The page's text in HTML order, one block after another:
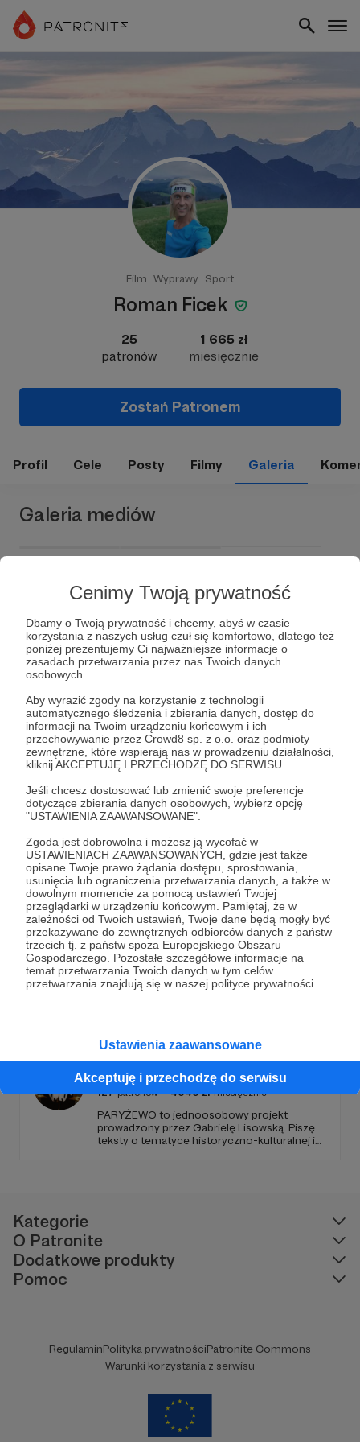
Cenimy Twoją prywatność
Dbamy o Twoją prywatność i chcemy, abyś w czasie
korzystania z naszych usług czuł się komfortowo, dlatego też
poniżej prezentujemy Ci najważniejsze informacje o
zasadach przetwarzania przez nas Twoich danych
osobowych.
Aby wyrazić zgody na korzystanie z technologii
automatycznego śledzenia i zbierania danych, dostęp do
informacji na Twoim urządzeniu końcowym i ich
przechowywanie przez Crowd8 sp. z o.o. oraz podmioty
zewnętrzne, które wspierają nas w prowadzeniu działalności,
kliknij AKCEPTUJĘ I PRZECHODZĘ DO SERWISU.
Jeśli chcesz dostosować lub zmienić swoje preferencje
dotyczące zbierania danych osobowych, wybierz opcję
"USTAWIENIA ZAAWANSOWANE".
Zgoda jest dobrowolna i możesz ją wycofać w
USTAWIENIACH ZAAWANSOWANYCH, gdzie jest także
opisane Twoje prawo żądania dostępu, sprostowania,
usunięcia lub ograniczenia przetwarzania danych, a także w
dowolnym momencie za pomocą ustawień Twojej
przeglądarki w urządzeniu końcowym. Pamiętaj, że w
zależności od Twoich ustawień, Twoje dane będą mogły być
przekazywane do zewnętrznych odbiorców danych z państw
trzecich tj. z państw spoza Europejskiego Obszaru
Gospodarczego. Pozostałe szczegółowe informacje na
temat przetwarzania Twoich danych w tym celów
przetwarzania znajdują się w naszej polityce prywatności.
Ustawienia zaawansowane
Akceptuję i przechodzę do serwisu
Film Wyprawy Sport
Roman Ficek
25
patronów
1 665 zł
miesięcznie
Zostań Patronem
Profil Cele Posty Filmy Galeria
Galeria mediów
Dołącz do grona Patronów!
Wesprzyj działalność AutoraRoman Ficekjuż teraz!
Zostań Patronem
Promowani autorzy
Kwadrans Na Angielski
746 patronów
Kwadrans na angielski to podcast uczący
mówić po angielsku już od pierwszego
odświeżyć sobie angielski, albo... nauczyć się
go po raz pierwszy. Spodziewajcie się
nowego odcinka co czwartek.
127 patronów 4040 zł miesięcznie
PARYŻEWO to jednoosobowy projekt
prowadzony przez Gabrielę Lisowską. Piszę
teksty o tematyce historyczno-kulturalnej i
Kategorie
O Patronite
Dodatkowe produkty
Pomoc
RegulaminPolityka prywatnościPatronite Commons
Warunki korzystania z serwisu